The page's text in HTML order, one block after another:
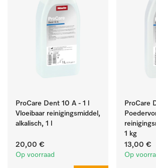
ProCare Dent 10 A - 1 l
Vloeibaar reinigingsmiddel,
alkalisch, 1 l
20,00 €
Op voorraad
ProCare
1 kg
13,00 €
Op